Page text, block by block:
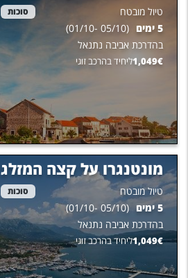
טיול מובטח סוכות
5 ימים (
05/10
-
01/10
)
בהדרכת אביבה נתנאל
1,049€ ליחיד בהרכב זוגי
מונטנגרו על קצה המזלג
טיול מובטח סוכות
5ימים (
05/10
-
01/10
)
בהדרכת אביבה נתנאל
1,049€ ליחיד בהרכב זוגי